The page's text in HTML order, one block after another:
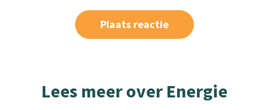
Lees meer over Energie